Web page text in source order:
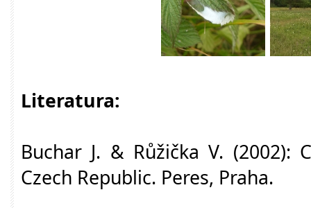
Literatura:
Buchar J. & Růžička V. (2002):
Czech Republic. Peres, Praha.